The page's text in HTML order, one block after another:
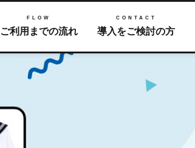
FLOW
ご利用までの流れ
CONTACT
導入をご検討の方